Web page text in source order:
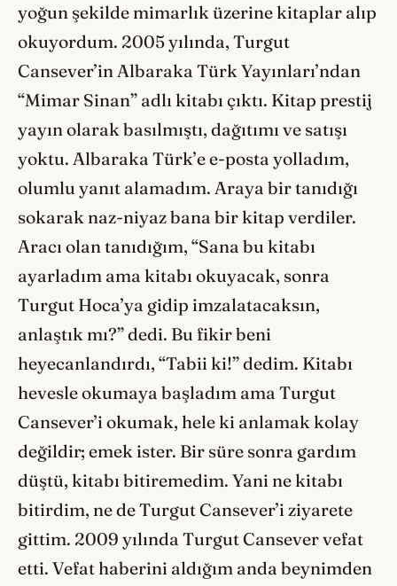
yoğun şekilde mimarlık üzerine kitaplar alıp
okuyordum. 2005 yılında, Turgut
Cansever’in Albaraka Türk Yayınları’ndan
“Mimar Sinan” adlı kitabı çıktı. Kitap prestij
yayın olarak basılmıştı, dağıtımı ve satışı
yoktu. Albaraka Türk’e e-posta yolladım,
olumlu yanıt alamadım. Araya bir tanıdığı
sokarak naz-niyaz bana bir kitap verdiler.
Aracı olan tanıdığım, “Sana bu kitabı
ayarladım ama kitabı okuyacak, sonra
Turgut Hoca’ya gidip imzalatacaksın,
anlaştık mı?” dedi. Bu fikir beni
heyecanlandırdı, “Tabii ki!” dedim. Kitabı
hevesle okumaya başladım ama Turgut
Cansever’i okumak, hele ki anlamak kolay
değildir; emek ister. Bir süre sonra gardım
düştü, kitabı bitiremedim. Yani ne kitabı
bitirdim, ne de Turgut Cansever’i ziyarete
gittim. 2009 yılında Turgut Cansever vefat
etti. Vefat haberini aldığım anda beynimden